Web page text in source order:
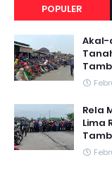
POPULER
Akal-
Rela
Lima